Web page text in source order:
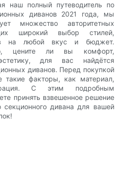
наш полный путеводитель по
диванов 2021 года, мы
множество авторитетных
широкий выбор стилей,
на любой вкус и бюджет.
цените ли вы комфорт,
для вас найдётся
диванов. Перед покупкой
такие факторы, как материал,
С этим подробным
принять взвешенное решение
секционного дивана для вашей